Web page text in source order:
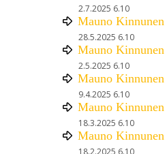
2.7.2025 6.10
Mauno Kinnunen
28.5.2025 6.10
Mauno Kinnunen
2.5.2025 6.10
Mauno Kinnunen
9.4.2025 6.10
Mauno Kinnunen
18.3.2025 6.10
Mauno Kinnunen
18.2.2025 6.10